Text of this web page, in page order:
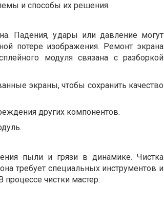
и способы их решения.
Падения, удары или давление могут
потере изображения. Ремонт экрана
модуля связана с разборкой
экраны, чтобы сохранить качество
других компонентов.
пыли и грязи в динамике. Чистка
требует специальных инструментов и
чистки мастер: